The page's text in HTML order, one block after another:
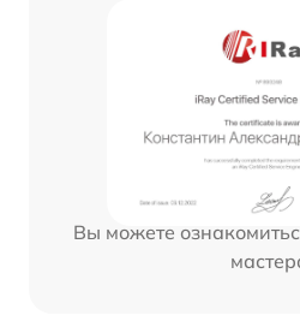
Вы можете